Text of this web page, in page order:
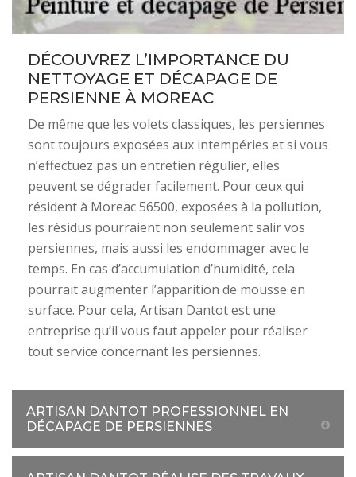
DÉCOUVREZ L’IMPORTANCE DU
NETTOYAGE ET DÉCAPAGE DE
PERSIENNE À MOREAC
De même que les volets classiques, les persiennes
sont toujours exposées aux intempéries et si vous
n’effectuez pas un entretien régulier, elles
peuvent se dégrader facilement. Pour ceux qui
résident à Moreac 56500, exposées à la pollution,
les résidus pourraient non seulement salir vos
persiennes, mais aussi les endommager avec le
temps. En cas d’accumulation d’humidité, cela
pourrait augmenter l’apparition de mousse en
surface. Pour cela, Artisan Dantot est une
entreprise qu’il vous faut appeler pour réaliser
tout service concernant les persiennes.
ARTISAN DANTOT PROFESSIONNEL EN
DÉCAPAGE DE PERSIENNES